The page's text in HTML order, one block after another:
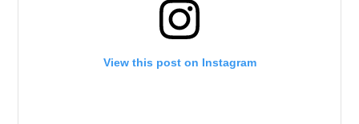
View this post on Instagram